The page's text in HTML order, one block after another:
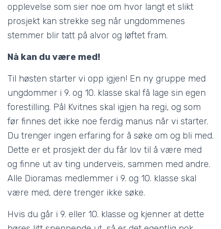
opplevelse som sier noe om hvor langt et slikt
prosjekt kan strekke seg når ungdommenes
stemmer blir tatt på alvor og løftet fram.
Nå kan du være med!
Til høsten starter vi opp igjen! En ny gruppe med
ungdommer i 9. og 10. klasse skal få lage sin egen
forestilling. Pål Kvitnes skal igjen ha regi, og som
før finnes det ikke noe ferdig manus når vi starter.
Du trenger ingen erfaring for å søke om og bli med.
Dette er et prosjekt der du får lov til å være med
og finne ut av ting underveis, sammen med andre.
Alle Dioramas medlemmer i 9. og 10. klasse skal
være med, dere trenger ikke søke.
Hvis du går i 9. eller 10. klasse og kjenner at dette